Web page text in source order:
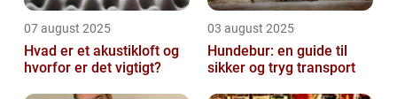
07 august 2025
Hvad er et akustikloft og
hvorfor er det vigtigt?
03 august 2025
Hundebur: en guide til
sikker og tryg transport